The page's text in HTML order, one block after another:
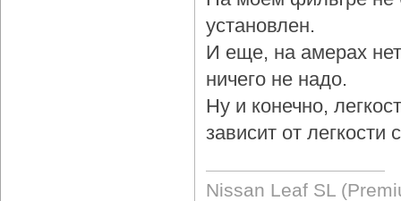
установлен.
И еще, на амерах
ничего не надо.
Ну и конечно,
зависит от
Nissan Leaf SL